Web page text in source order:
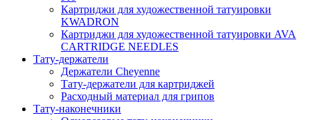
Картриджи для художественной татуировки
KWADRON
Картриджи для художественной татуировки AVA
CARTRIDGE NEEDLES
Тату-держатели
Держатели Cheyenne
Тату-держатели для картриджей
Расходный материал для грипов
Тату-наконечники